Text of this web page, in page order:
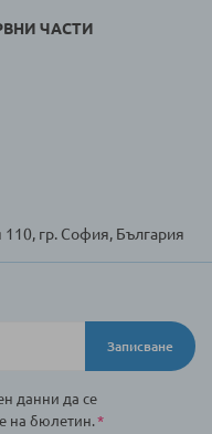
ЧАСТИ
110, гр. София, България
Записване
данни да се
на бюлетин.